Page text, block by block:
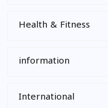
Health & Fitness
information
International